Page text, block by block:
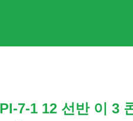
7-1 12 선반 이 3